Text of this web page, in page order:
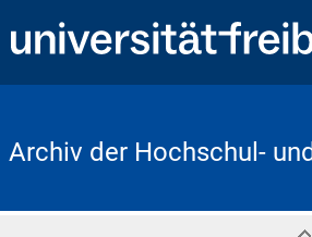
Archiv der Hochschul-